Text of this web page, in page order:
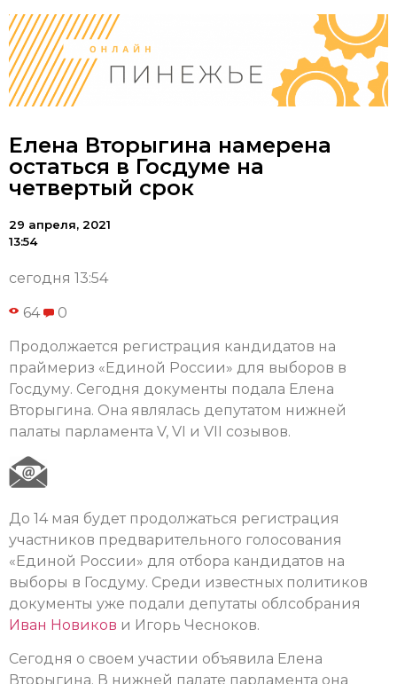
Елена Вторыгина намерена
остаться в Госдуме на
четвертый срок
29 апреля, 2021
13:54
сегодня 13:54
64 0
Продолжается регистрация кандидатов на
праймериз «Единой России» для выборов в
Госдуму. Сегодня документы подала Елена
Вторыгина. Она являлась депутатом нижней
палаты парламента V, VI и VII созывов.
До 14 мая будет продолжаться регистрация
участников предварительного голосования
«Единой России» для отбора кандидатов на
выборы в Госдуму. Среди известных политиков
документы уже подали депутаты облсобрания
Иван Новиков и Игорь Чесноков.
Сегодня о своем участии объявила Елена
Вторыгина. В нижней палате парламента она